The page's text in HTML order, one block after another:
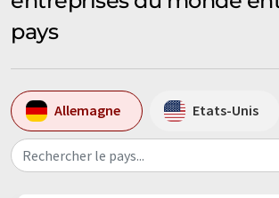
pays
Allemagne Etats-Unis
Rechercher le pays...